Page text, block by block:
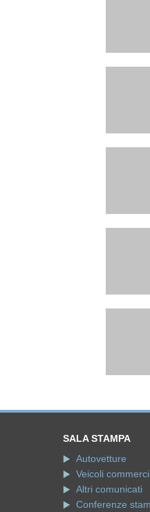
SALA STAMPA
Autovetture
Veicoli
Altri comunicati
Conferenze